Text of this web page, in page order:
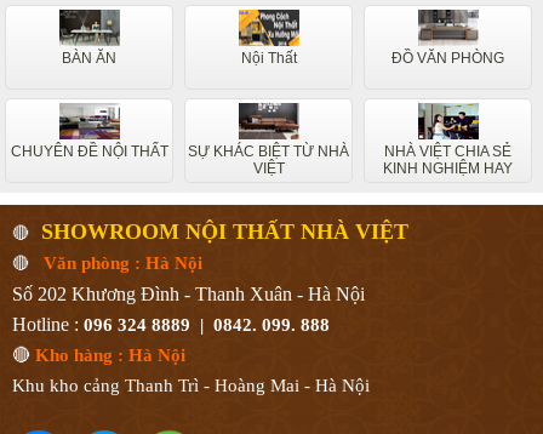
BÀN ĂN Nội Thất ĐỒ VĂN PHÒNG
CHUYÊN ĐỀ NỘI THẤT
SỰ KHÁC BIỆT TỪ NHÀ
VIỆT
NHÀ VIỆT CHIA SẺ
KINH NGHIỆM HAY
🔴 SHOWROOM NỘI THẤT NHÀ VIỆT
🔴 Văn phòng : Hà Nội
Số 202 Khương Đình - Thanh Xuân - Hà Nội
Hotline : 096 324 8889 | 0842. 099. 888
🔴 Kho hàng : Hà Nội
Khu kho cảng Thanh Trì - Hoàng Mai - Hà Nội